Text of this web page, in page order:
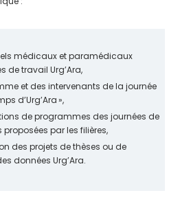
médicaux et paramédicaux
de travail Urg’Ara,
et des intervenants de la journée
d’Urg’Ara »,
de programmes des journées de
par les filières,
des projets de thèses ou de
données Urg’Ara.